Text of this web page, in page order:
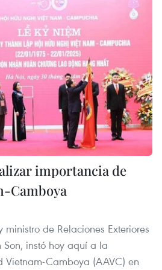
importancia de
Camboya
ministro de Relaciones Exteriores
Son, instó hoy aquí a la
Vietnam-Camboya (AAVC) en